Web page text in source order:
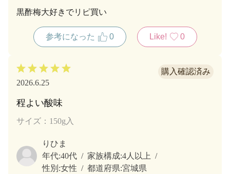
黒酢梅大好きでリピ買い
参考になった 0 Like! 0
2026.6.25
程よい酸味
サイズ：150g入
りひま
年代:40代 家族構成:4人以上
性別:女性 都道府県:宮城県